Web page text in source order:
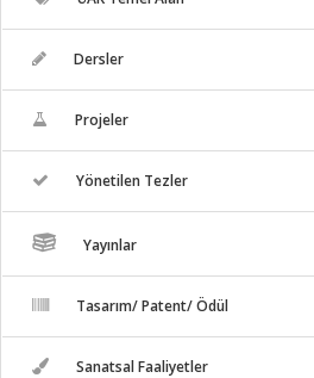
Dersler
Projeler
Yönetilen Tezler
Yayınlar
Tasarım/ Patent/ Ödül
Sanatsal Faaliyetler